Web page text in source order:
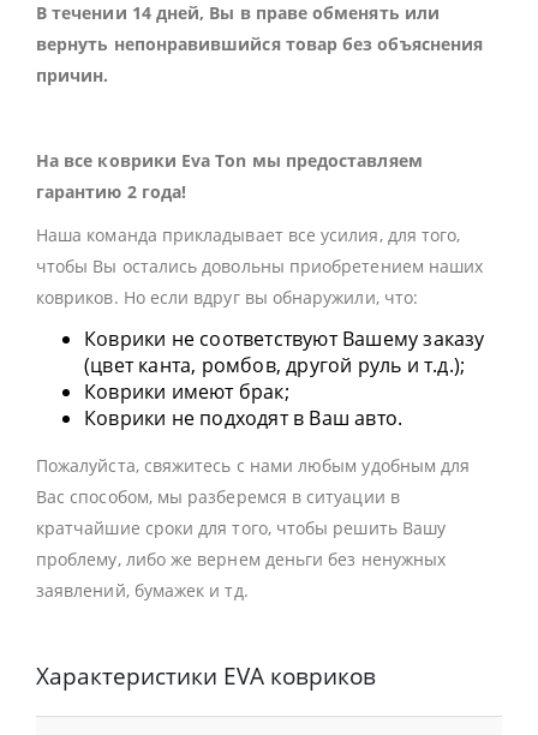
В течении 14 дней, Вы в праве обменять или
вернуть непонравившийся товар без объяснения
причин.
На все коврики Eva Ton мы предоставляем
гарантию 2 года!
Наша команда прикладывает все усилия, для того,
чтобы Вы остались довольны приобретением наших
ковриков. Но если вдруг вы обнаружили, что:
Коврики не соответствуют Вашему заказу
(цвет канта, ромбов, другой руль и т.д.);
Коврики имеют брак;
Коврики не подходят в Ваш авто.
Пожалуйста, свяжитесь с нами любым удобным для
Вас способом, мы разберемся в ситуации в
кратчайшие сроки для того, чтобы решить Вашу
проблему, либо же вернем деньги без ненужных
заявлений, бумажек и тд.
Характеристики EVA ковриков